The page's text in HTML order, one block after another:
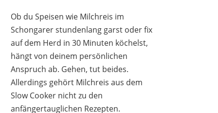
Ob du Speisen wie Milchreis im
Schongarer stundenlang garst oder fix
auf dem Herd in 30 Minuten köchelst,
hängt von deinem persönlichen
Anspruch ab. Gehen, tut beides.
Allerdings gehört Milchreis aus dem
Slow Cooker nicht zu den
anfängertauglichen Rezepten.